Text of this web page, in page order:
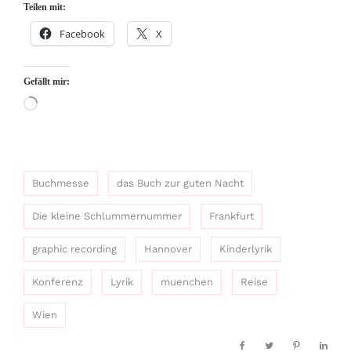
Teilen mit:
Facebook X
Gefällt mir:
Wird
Buchmesse das Buch zur guten Nacht
Die kleine Schlummernummer Frankfurt
graphic recording Hannover Kinderlyrik
Konferenz Lyrik muenchen Reise
Wien